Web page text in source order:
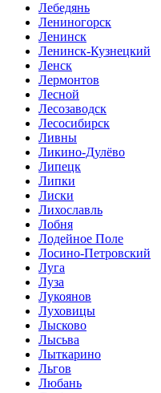
Лебедянь
Лениногорск
Ленинск
Ленинск-Кузнецкий
Ленск
Лермонтов
Лесной
Лесозаводск
Лесосибирск
Ливны
Ликино-Дулёво
Липецк
Липки
Лиски
Лихославль
Лобня
Лодейное Поле
Лосино-Петровский
Луга
Луза
Лукоянов
Луховицы
Лысково
Лысьва
Лыткарино
Льгов
Любань